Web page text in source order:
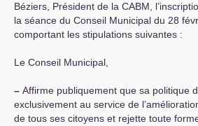
Béziers, Président de la CABM ,
la séance du Conseil Municipal du 28
comportant les stipulations suivantes :
Le Conseil Municipal,
– Affirme publiquement que sa politique
exclusivement au service de
de tous ses citoyens et rejette toute